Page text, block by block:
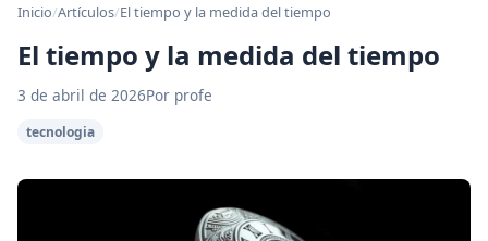
Inicio/Artículos/El tiempo y la medida del tiempo
El tiempo y la medida del tiempo
3 de abril de 2026Por profe
tecnologia